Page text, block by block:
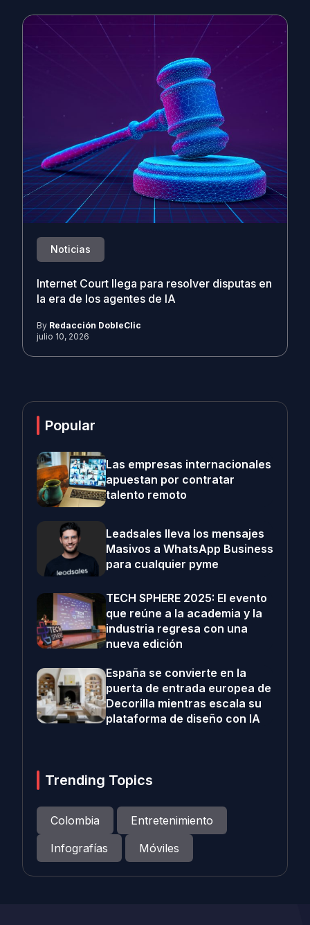
Noticias
Internet Court llega para resolver disputas en
la era de los agentes de IA
By Redacción DobleClic
julio 10, 2026
Popular
Las empresas internacionales
apuestan por contratar
talento remoto
Leadsales lleva los mensajes
Masivos a WhatsApp Business
para cualquier pyme
TECH SPHERE 2025: El evento
que reúne a la academia y la
industria regresa con una
nueva edición
España se convierte en la
puerta de entrada europea de
Decorilla mientras escala su
plataforma de diseño con IA
Trending Topics
Colombia
Entretenimiento
Infografías
Móviles